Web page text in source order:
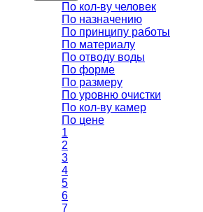
По кол-ву человек
По назначению
По принципу работы
По материалу
По отводу воды
По форме
По размеру
По уровню очистки
По кол-ву камер
По цене
1
2
3
4
5
6
7